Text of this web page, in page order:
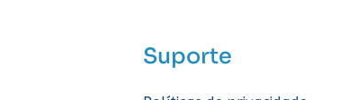
Suporte